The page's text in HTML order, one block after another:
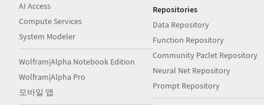
AI Access
Compute Services
System Modeler
Wolfram|Alpha Notebook Edition
Wolfram|Alpha Pro
모바일 앱
Repositories
Data Repository
Function Repository
Community Paclet Repository
Neural Net Repository
Prompt Repository